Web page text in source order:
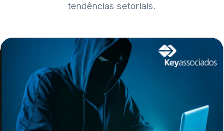
tendências setoriais.